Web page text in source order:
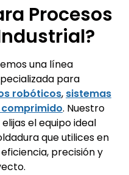
Procesos
una línea
para
robóticos, sistemas
. Nuestro
el equipo ideal
que utilices en
precisión y